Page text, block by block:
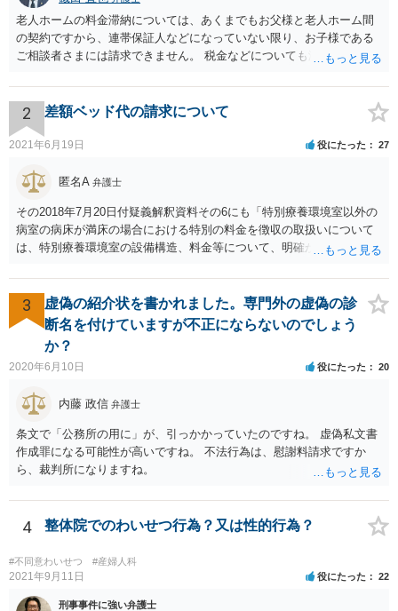
老人ホームの料金滞納については、あくまでもお父様と老人ホーム間
の契約ですから、連帯保証人などになっていない限り、お子様である
ご相談者さまには請求できません。 税金などについても滞納している
護受給の際に扶養できないかという連絡が役所から来ますが、できな
い旨回答すればそれまでです。 相続が開始した場合については先述の
通りです。 民法上の扶養義務はご相談者さまがお考えのほど強いもの
ではありません。 あくまでも、余力の範囲で認められるものです。 親
る扶養義務は配偶者や子に対する扶養義務に比べて弱いものです。 生
養義務の順位を下げる一つの理由になります。
2 差額ベッド代の請求について
2021年6月19日 役にたった 27
匿名A 弁護士
その2018年7月20日付疑義解釈資料その6にも「特別療養環境室以外の
病室の病床が満床の場合における特別の料金を徴収の取扱いについて
は、特別療養環境室の設備構造、料金等について、明確かつ懇切丁寧
ことが確認される場合には、特別療養環境室以外の病室の病床が満床
であっても、特別の料金を徴収することは差し支えない。」と書いて
あるので、当局の立場としても「病院理由(大部屋に空きがない等)での
差額ベッド代は請求してはならない」とは言っていません。 「入院の
必要があるにもかかわらず、特別の料金の支払いに同意しないのであ
れば、他院を受診するよう言われた」という事例についても「不適切
と思われる事例」と言及されているだけで「不適切である」と断定も
されていないですし、違法であることも示唆されていません。ですの
で、「同意しないのであれば他院を受診するように」という表現が不
適切なだけで、たとえば言い方を変えて「緊急手術をおすすめします
が、当病院は現在大部屋が満床なので大部屋を希望される場合は本日
の緊急手術には応じられません。１日当たり１万８７００円の個室で
が望ましい状況における病院側の説明としては十分だと思いますし、
かについても考え方が分かれると思います。それに加えて、そもそも
通達に民間に対する法的拘束力はないこと(下級行政機関に対する拘束
力しかありません)を考えれば、一応の説明を受けて同意した以上、病
3
虚偽の紹介状を書かれました。専門外の虚偽の診
断名を付けていますが不正にならないのでしょう
か？
2020年6月10日 役にたった 20
内藤 政信 弁護士
条文で「公務所の用に」が、引っかかっていたのですね。 虚偽私文書
作成罪になる可能性が高いですね。 不法行為は、慰謝料請求ですか
ら、裁判所になりますね。
4 整体院でのわいせつ行為？又は性的行為？
#不同意わいせつ #産婦人科
2021年9月11日 役にたった 22
刑事事件に強い弁護士